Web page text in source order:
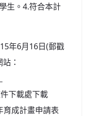
生。4.符合本計
年6月16日(郵戳
：
下載處下載
育成計畫申請表